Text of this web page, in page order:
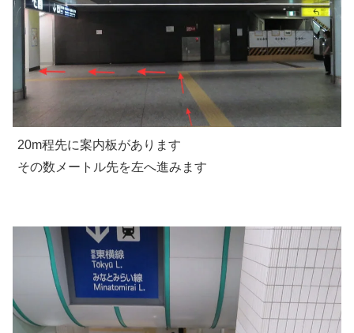
20m程先に案内板があります
その数メートル先を左へ進みます